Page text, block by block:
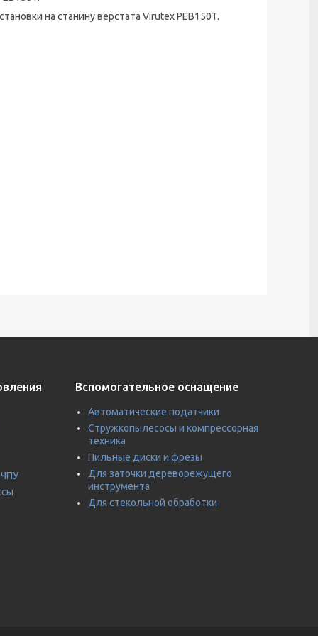
на станину верстата Virutex PEB150T.
Вспомогательное оснащение
Автоматические податчики
Стружкопылесосы и компрессорная
техника
Пильные диски и фрезы
Для заточки дереворежущего
инструмента
Для стекольной обработки